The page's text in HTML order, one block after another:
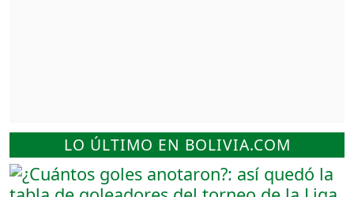
LO ÚLTIMO EN BOLIVIA.COM